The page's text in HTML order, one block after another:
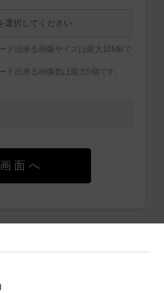
選択してください
ド出来る画像サイズは最大10MBで
ド出来る画像数は最大5個です。
面へ